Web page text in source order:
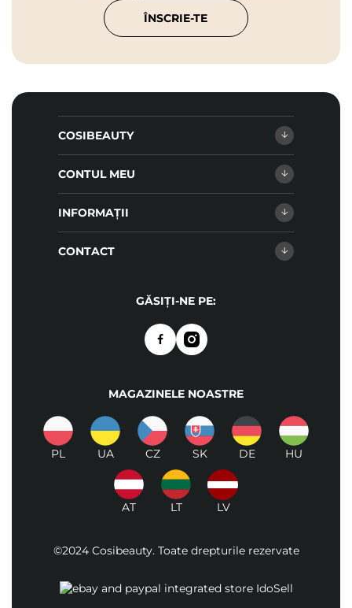
ÎNSCRIE-TE
COSIBEAUTY
CONTUL MEU
INFORMAȚII
CONTACT
GĂSIȚI-NE PE:
MAGAZINELE NOASTRE
PL UA CZ SK DE HU
AT LT LV
©2024 Cosibeauty. Toate drepturile rezervate